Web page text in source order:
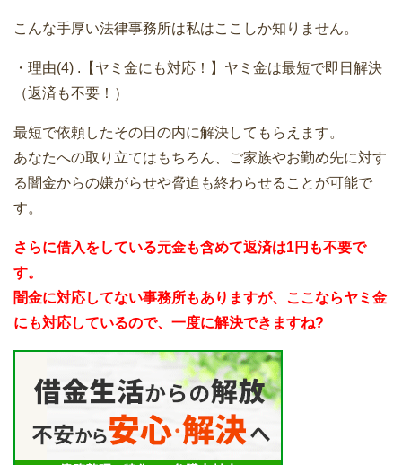
こんな手厚い法律事務所は私はここしか知りません。
・理由(4) .【ヤミ金にも対応！】ヤミ金は最短で即日解決
（返済も不要！）
最短で依頼したその日の内に解決してもらえます。
あなたへの取り立てはもちろん、ご家族やお勤め先に対す
る闇金からの嫌がらせや脅迫も終わらせることが可能で
す。
さらに借入をしている元金も含めて返済は1円も不要で
す。
闇金に対応してない事務所もありますが、ここならヤミ金
にも対応しているので、一度に解決できますね?